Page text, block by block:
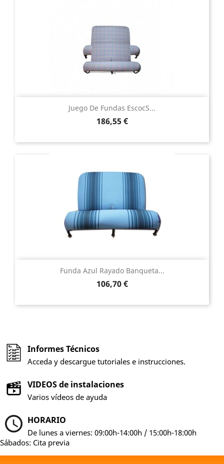
Juego De Fundas Escocs...
Precio
186,55 €
Funda Azul Rayado Banqueta...
Precio
106,70 €
Informes Técnicos
Acceda y descargue tutoriales e instrucciones.
VIDEOS de instalaciones
Varios vídeos de ayuda
HORARIO
De lunes a viernes: 09:00h-14:00h / 15:00h-18:00h
Sábados: Cita previa